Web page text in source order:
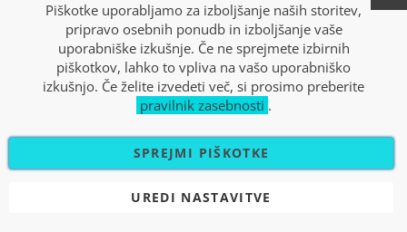
Piškotke uporabljamo za izboljšanje naših storitev,
pripravo osebnih ponudb in izboljšanje vaše
uporabniške izkušnje. Če ne sprejmete izbirnih
piškotkov, lahko to vpliva na vašo uporabniško
izkušnjo. Če želite izvedeti več, si prosimo preberite
pravilnik zasebnosti .
SPREJMI PIŠKOTKE
UREDI NASTAVITVE